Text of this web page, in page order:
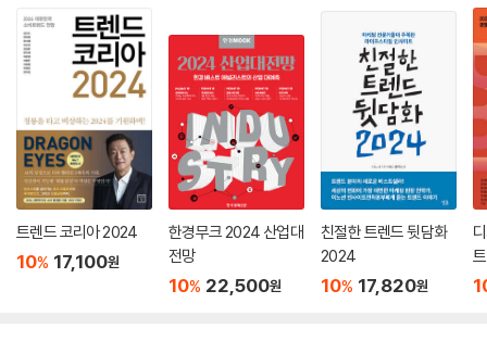
트렌드 코리아 2024
10% 17,100원
한경무크 2024 산업대
전망
10% 22,500원
친절한 트렌드 뒷담화
2024
10% 17,820원